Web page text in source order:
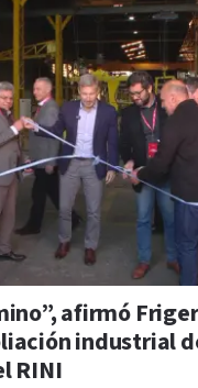
afirmó
industrial
RINI